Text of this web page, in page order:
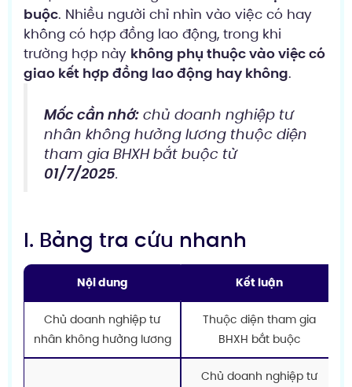
buộc. Nhiều người chỉ nhìn vào việc có hay
không có hợp đồng lao động, trong khi
trường hợp này không phụ thuộc vào việc có
giao kết hợp đồng lao động hay không.
Mốc cần nhớ:chủ doanh nghiệp tư
nhân không hưởng lương thuộc diện
tham gia BHXH bắt buộc từ
01/7/2025.
I. Bảng tra cứu nhanh
Nội dung Kết luận
Chủ doanh nghiệp tư
nhân không hưởng lương
Thuộc diện tham gia
BHXH bắt buộc
Chủ doanh nghiệp tư